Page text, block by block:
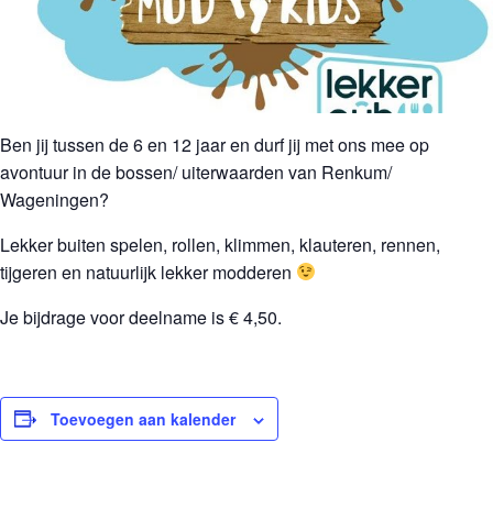
Ben jij tussen de 6 en 12 jaar en durf jij met ons mee op
avontuur in de bossen/ uiterwaarden van Renkum/
Wageningen?
Lekker buiten spelen, rollen, klimmen, klauteren, rennen,
tijgeren en natuurlijk lekker modderen
Je bijdrage voor deelname is € 4,50.
Toevoegen aan kalender